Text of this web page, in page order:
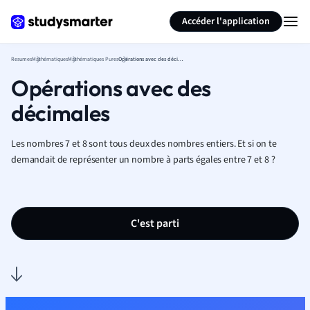
Accéder l'application
ResumesMathématiquesMathématiques Pures Opérations avec des décimales
Opérations avec des
décimales
Les nombres 7 et 8 sont tous deux des nombres entiers.Etsion te
demandaitde représenter un nombreà partségalesentre7et8?
C'est parti
Résumer la page